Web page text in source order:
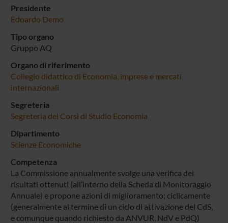
Presidente
Edoardo Demo
Tipo organo
Gruppo AQ
Organo di riferimento
Collegio didattico di Economia, imprese e mercati
internazionali
Segreteria
Segreteria dei Corsi di Studio Economia
Dipartimento
Scienze Economiche
Competenza
La Commissione annualmente svolge una verifica dei
risultati ottenuti (all’interno della Scheda di Monitoraggio
Annuale) e propone azioni di miglioramento; ciclicamente
(generalmente al termine di un ciclo di attivazione del CdS,
e comunque quando richiesto da ANVUR, NdV e PdQ)